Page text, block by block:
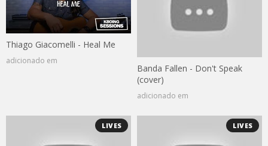
Thiago Giacomelli - Heal Me
adicionado em
Banda Fallen - Don't Speak
(cover)
adicionado em
LIVES LIVES